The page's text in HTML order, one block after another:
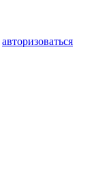
авторизоваться